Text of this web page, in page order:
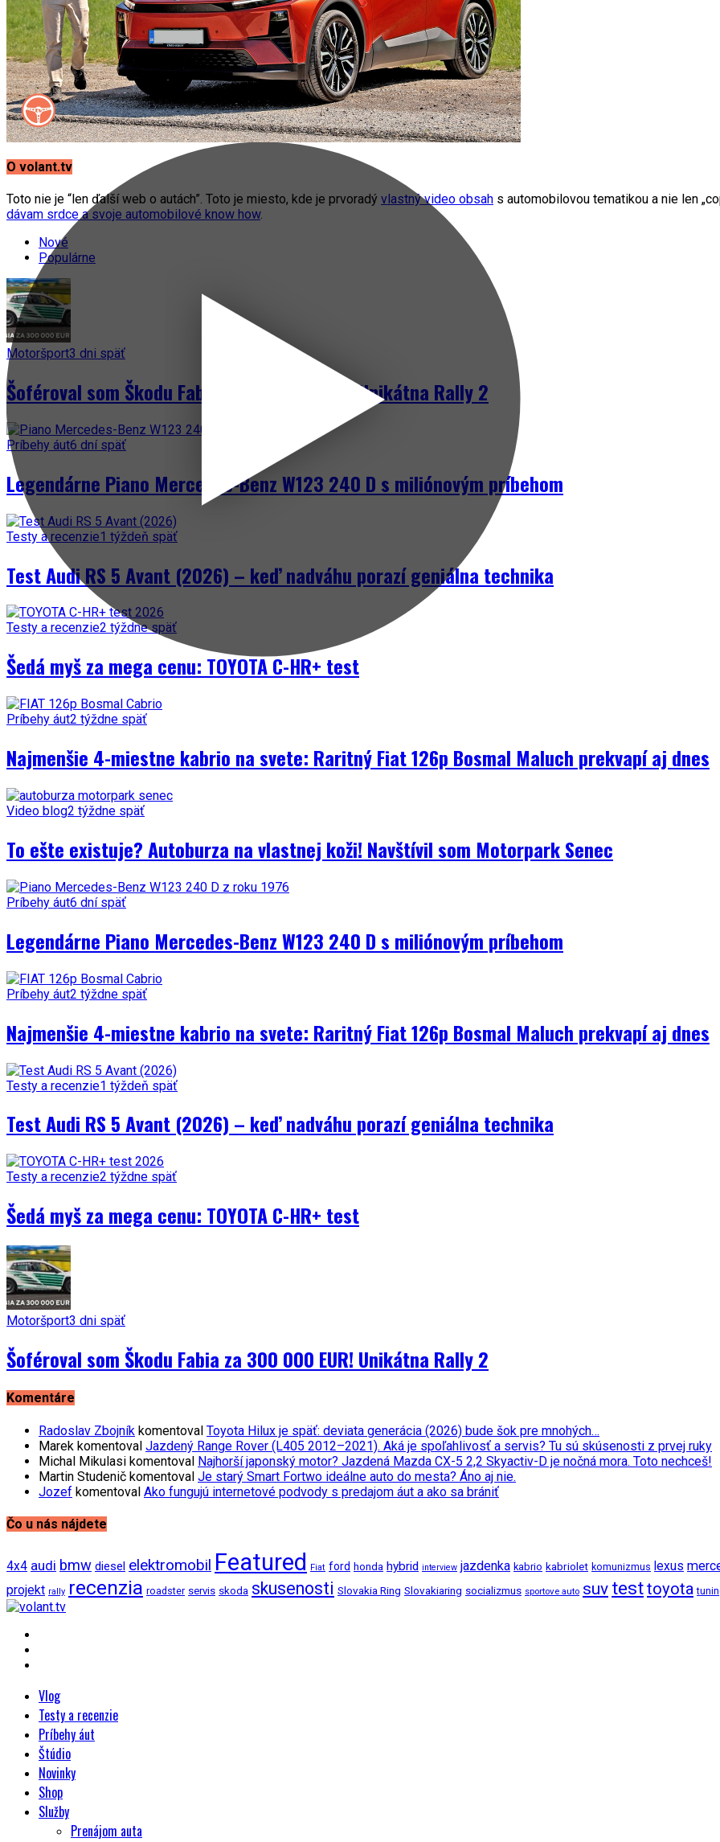
O volant.tv
Toto nie je “len ďalší web o autách”. Toto je miesto, kde je prvoradý vlastný video obsah s automobilovou tematikou a nie len
dávam srdce a svoje automobilové know how.
Nové
Populárne
Motoršport3 dni späť
Šoféroval som Škodu Fabia za 300 000 EUR! Unikátna Rally 2
Príbehy áut6 dní späť
Legendárne Piano Mercedes-Benz W123 240 D s miliónovým príbehom
Testy a recenzie1 týždeň späť
Test Audi RS 5 Avant (2026) – keď nadváhu porazí geniálna technika
Testy a recenzie2 týždne späť
Šedá myš za mega cenu: TOYOTA C-HR+ test
Príbehy áut2 týždne späť
Najmenšie 4-miestne kabrio na svete: Raritný Fiat 126p Bosmal Maluch prekvapí aj dnes
Video blog2 týždne späť
To ešte existuje? Autoburza na vlastnej koži! Navštívil som Motorpark Senec
Príbehy áut6 dní späť
Legendárne Piano Mercedes-Benz W123 240 D s miliónovým príbehom
Príbehy áut2 týždne späť
Najmenšie 4-miestne kabrio na svete: Raritný Fiat 126p Bosmal Maluch prekvapí aj dnes
Testy a recenzie1 týždeň späť
Test Audi RS 5 Avant (2026) – keď nadváhu porazí geniálna technika
Testy a recenzie2 týždne späť
Šedá myš za mega cenu: TOYOTA C-HR+ test
Motoršport3 dni späť
Šoféroval som Škodu Fabia za 300 000 EUR! Unikátna Rally 2
Komentáre
Radoslav Zbojník komentoval Toyota Hilux je späť: deviata generácia (2026) bude šok pre mnohých…
Marek komentoval Jazdený Range Rover (L405 2012–2021). Aká je spoľahlivosť a servis? Tu sú skúsenosti z prvej ruky
Michal Mikulasi komentoval Najhorší japonský motor? Jazdená Mazda CX-5 2,2 Skyactiv-D je nočná mora. Toto nechceš!
Martin Studenič komentoval Je starý Smart Fortwo ideálne auto do mesta? Áno aj nie.
Jozef komentoval Ako fungujú internetové podvody s predajom áut a ako sa brániť
Čo u nás nájdete
4x4 audi bmw diesel elektromobil Featured Fiat ford honda hybrid interview jazdenka kabrio kabriolet komunizmus lexus
projekt rally recenzia roadster servis skoda skusenosti Slovakia Ring Slovakiaring socializmus sportove auto suv testtoyota
Vlog
Testy a recenzie
Príbehy áut
Štúdio
Novinky
Shop
Služby
Prenájom auta